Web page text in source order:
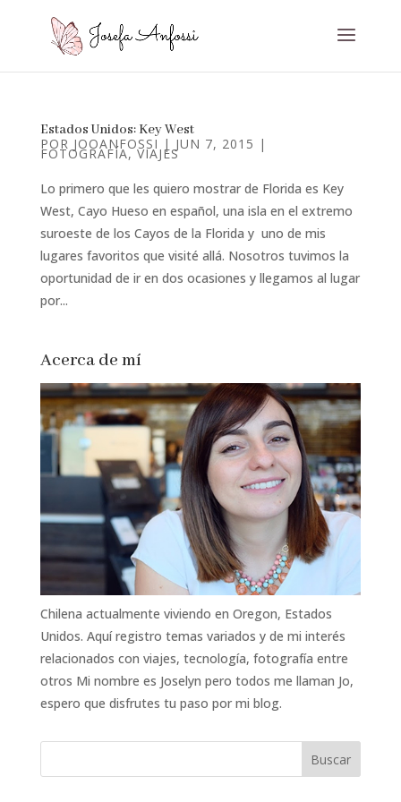
Estados Unidos: Key West
POR JOOANFOSSI | JUN 7, 2015 |
FOTOGRAFÍA,VIAJES
Lo primero que les quiero mostrar de Florida es Key
West, Cayo Hueso en español, una isla en el extremo
suroeste de los Cayos de la Florida y uno de mis
lugares favoritos que visité allá. Nosotros tuvimos la
oportunidad de ir en dos ocasiones y llegamos al lugar
por...
Acerca de mí
Chilena actualmente viviendo en Oregon, Estados
Unidos. Aquí registro temas variados y de mi interés
relacionados con viajes, tecnología, fotografía entre
otros Mi nombre es Joselyn pero todos me llaman Jo,
espero que disfrutes tu paso por mi blog.